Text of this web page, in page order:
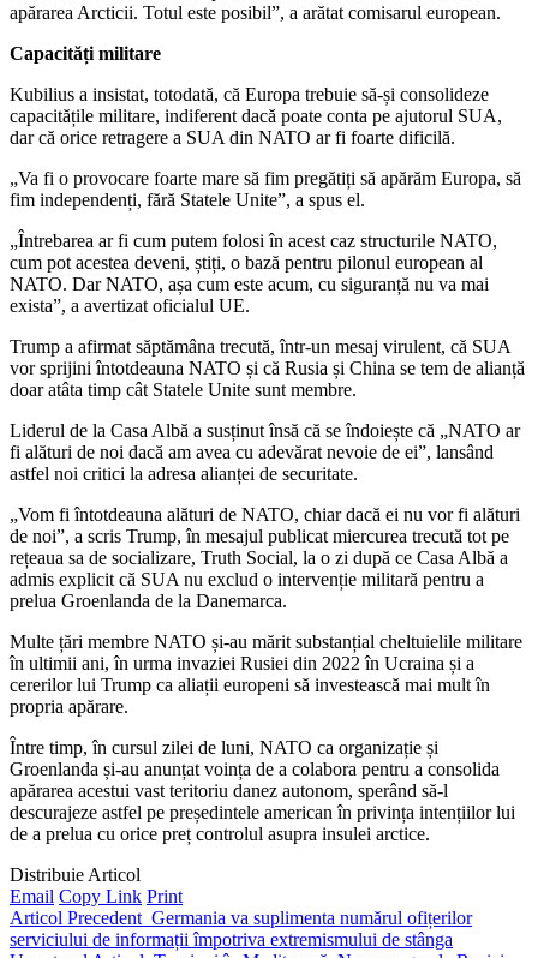
apărarea Arcticii. Totul este posibil”, a arătat comisarul european.
Capacități militare
Kubilius a insistat, totodată, că Europa trebuie să-și consolideze
capacitățile militare, indiferent dacă poate conta pe ajutorul SUA,
dar că orice retragere a SUA din NATO ar fi foarte dificilă.
„Va fi o provocare foarte mare să fim pregătiți să apărăm Europa, să
fim independenți, fără Statele Unite”, a spus el.
„Întrebarea ar fi cum putem folosi în acest caz structurile NATO,
cum pot acestea deveni, știți, o bază pentru pilonul european al
NATO. Dar NATO, așa cum este acum, cu siguranță nu va mai
exista”, a avertizat oficialul UE.
Trump a afirmat săptămâna trecută, într-un mesaj virulent, că SUA
vor sprijini întotdeauna NATO și că Rusia și China se tem de alianță
doar atâta timp cât Statele Unite sunt membre.
Liderul de la Casa Albă a susținut însă că se îndoiește că „NATO ar
fi alături de noi dacă am avea cu adevărat nevoie de ei”, lansând
astfel noi critici la adresa alianței de securitate.
„Vom fi întotdeauna alături de NATO, chiar dacă ei nu vor fi alături
de noi”, a scris Trump, în mesajul publicat miercurea trecută tot pe
rețeaua sa de socializare, Truth Social, la o zi după ce Casa Albă a
admis explicit că SUA nu exclud o intervenție militară pentru a
prelua Groenlanda de la Danemarca.
Multe țări membre NATO și-au mărit substanțial cheltuielile militare
în ultimii ani, în urma invaziei Rusiei din 2022 în Ucraina și a
cererilor lui Trump ca aliații europeni să investească mai mult în
propria apărare.
Între timp, în cursul zilei de luni, NATO ca organizație și
Groenlanda și-au anunțat voința de a colabora pentru a consolida
apărarea acestui vast teritoriu danez autonom, sperând să-l
descurajeze astfel pe președintele american în privința intențiilor lui
de a prelua cu orice preț controlul asupra insulei arctice.
Distribuie Articol
Email Copy Link Print
Articol Precedent Germania va suplimenta numărul ofițerilor
serviciului de informații împotriva extremismului de stânga